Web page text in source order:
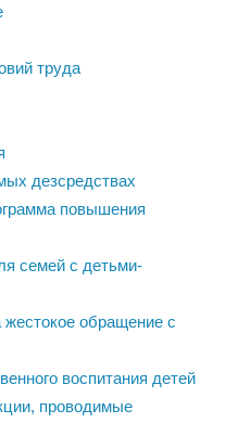
труда
дезсредствах
повышения
семей с детьми-
жестокое обращение с
воспитания детей
проводимые